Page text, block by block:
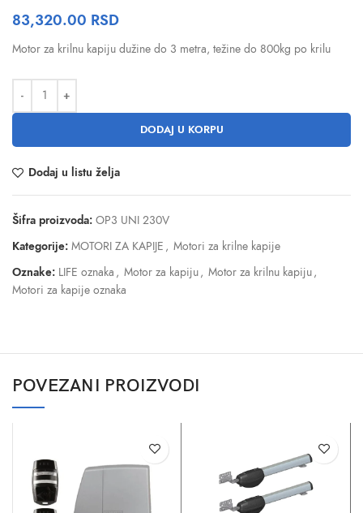
83,320.00 RSD
Motor za krilnu kapiju dužine do 3 metra, težine do 800kg po krilu
DODAJ U KORPU
Dodaj u listu želja
Šifra proizvoda: OP3 UNI 230V
Kategorije: MOTORI ZA KAPIJE , Motori za krilne kapije
Oznake: LIFE oznaka , Motor za kapiju, Motor za krilnu kapiju,
Motori za kapije oznaka
POVEZANI PROIZVODI